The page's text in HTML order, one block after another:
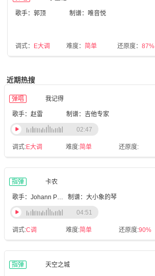
歌手：郭顶 制谱：唯音悦
调式： E大调 难度： 简单 还原度： 87%
近期热搜
弹唱 我记得
歌手：赵雷 制谱：吉他专家
调式:E大调 难度:简单 还原度:
02:47
指弹 卡农
歌手：Johann Pachelbel 制谱：大小象的琴
调式:C调 难度:简单 还原度:90%
04:51
指弹 天空之城